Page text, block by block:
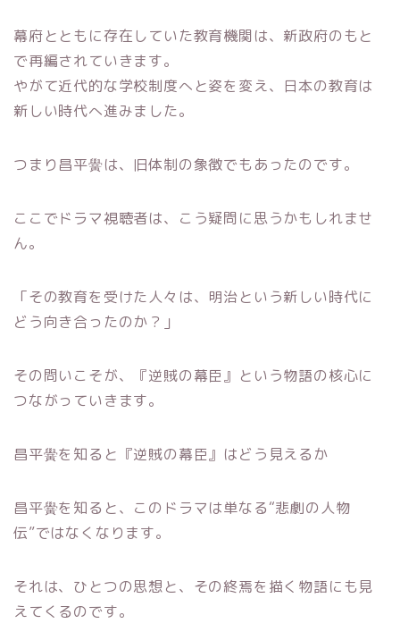
幕府とともに存在していた教育機関は、新政府のもと
で再編されていきます。
やがて近代的な学校制度へと姿を変え、日本の教育は
新しい時代へ進みました。
つまり昌平黌は、旧体制の象徴でもあったのです。
ここでドラマ視聴者は、こう疑問に思うかもしれませ
ん。
「その教育を受けた人々は、明治という新しい時代に
どう向き合ったのか？」
その問いこそが、『逆賊の幕臣』という物語の核心に
つながっていきます。
昌平黌を知ると『逆賊の幕臣』はどう見えるか
昌平黌を知ると、このドラマは単なる“悲劇の人物
伝”ではなくなります。
それは、ひとつの思想と、その終焉を描く物語にも見
えてくるのです。